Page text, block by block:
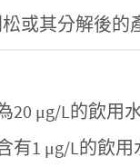
或其分解後的
20 μg/L的飲
有1 μg/L的飲